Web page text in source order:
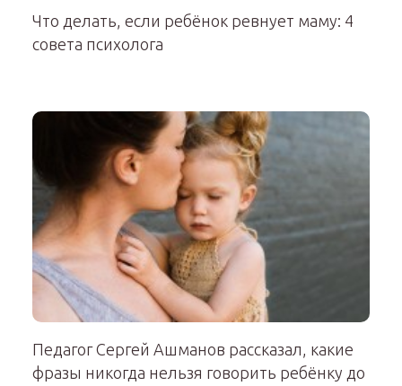
Что делать, если ребёнок ревнует маму: 4
совета психолога
Педагог Сергей Ашманов рассказал, какие
фразы никогда нельзя говорить ребёнку до